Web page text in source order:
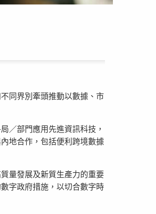
同界別牽頭推動以數據、市
／部門應用先進資訊科技，
地合作，包括便利跨境數據
量發展及新質生產力的重要
字政府措施，以切合數字時